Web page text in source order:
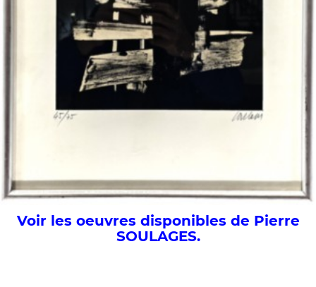
Voir les oeuvres disponibles de Pierre
SOULAGES.